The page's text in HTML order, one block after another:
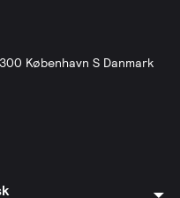
København S Danmark